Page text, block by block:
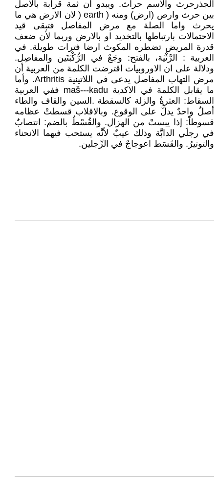
الجذرحرث والاسم حراث. ويبدو أن ثمة قرابة بالاصل
بين حرث وارص (ارض) ومنه ( earth ( لان الارض هي ما
يحرث واما الصلة مع مرض المفاصل فتبقى قيد
الاحتمالات بارتباطها بالتخديد او بالارض وربما لأن ضعف
قدرة المريض تضطره المكوث ارضا فترات طويلة. في
العربية : الرَّثْيَة، بالفتح: وجَعٌ في الرُّكْبَتَين والمفاصِل.
ودلالة على ان الاوروبيات اقترضت الكلمة من العربية أن
مرض التهاب المفاصل يدعى في اللاتينية Arthritis. وأما
ما يقابل الكلمة في الاكدية maš---kadu ففي العربية
السقاط: العثرةُ والزلة كالسقطة .السين والقاف والطاء
أصلٌ واحدٌ يدلُّ على الوقوع. وبالاقلاب قسطتْ عظامه
قسوطاً: إذا يبستْ من الهزال. والقُسْطُ بالضم: انتصابٌ
في رجلَي الدابَّة وذلك عيبٌ لأنَّه يستحب فيهما الانحناء
والتوتيرُ. والقَسَط اعوجاجٌ في الرِّجلين.